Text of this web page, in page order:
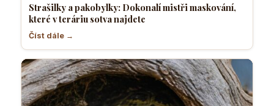
Strašilky a pakobylky: Dokonalí mistři maskování,
které v teráriu sotva najdete
Číst dále →